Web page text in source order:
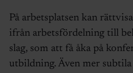
På arbetsplatsen kan
ifrån arbetsfördelning till
slag, som att få åka på
utbildning. Även mer